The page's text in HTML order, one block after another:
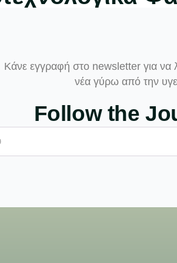
Κάνε εγγραφή στο newsletter για να
νέα γύρω από την
Follow the